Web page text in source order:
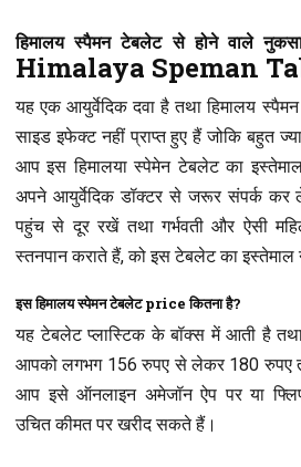
हिमालय स्पैमन टेबलेट से होने वाले
Himalaya Speman
यह एक आयुर्वेदिक दवा है तथा हिमालय
साइड इफेक्ट नहीं प्राप्त हुए हैं जोकि बहुत
आप इस हिमालया स्पेमेन टेबलेट का
अपने आयुर्वेदिक डॉक्टर से जरूर संपर्क कर
पहुंच से दूर रखें तथा गर्भवती और ऐसी
स्तनपान कराते हैं, को इस टेबलेट का इस्तेमाल
इस हिमालय स्पेमन टेबलेट price कितना है?
यह टेबलेट प्लास्टिक के बॉक्स में आती है
आपको लगभग 156 रुपए से लेकर 180 रुपए
आप इसे ऑनलाइन अमेजॉन ऐप पर या
उचित कीमत पर खरीद सकते हैं।